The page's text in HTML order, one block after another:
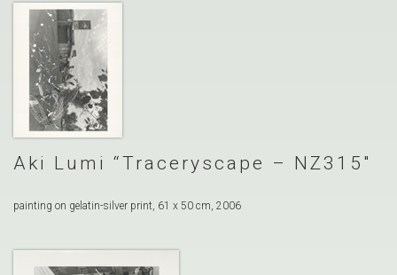
Aki Lumi “Traceryscape – NZ315″
painting on gelatin-silver print, 61 x 50 cm, 2006